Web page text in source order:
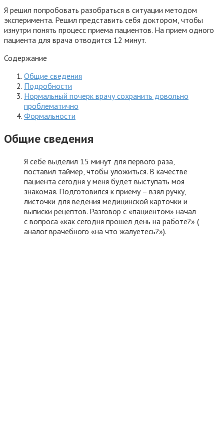
Я решил попробовать разобраться в ситуации методом
эксперимента. Решил представить себя доктором, чтобы
изнутри понять процесс приема пациентов. На прием одного
пациента для врача отводится 12 минут.
Содержание
Общие сведения
Подробности
Нормальный почерк врачу сохранить довольно
проблематично
Формальности
Общие сведения
Я себе выделил 15 минут для первого раза,
поставил таймер, чтобы уложиться. В качестве
пациента сегодня у меня будет выступать моя
знакомая. Подготовился к приему – взял ручку,
листочки для ведения медицинской карточки и
выписки рецептов. Разговор с «пациентом» начал
с вопроса «как сегодня прошел день на работе?» (
аналог врачебного «на что жалуетесь?»).